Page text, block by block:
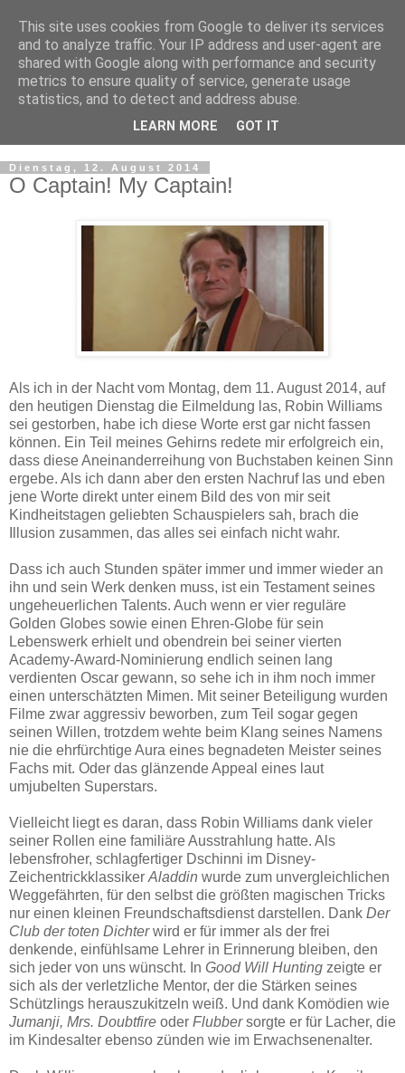
Dienstag, 12. August 2014
O Captain! My Captain!
Als ich in der Nacht vom Montag, dem 11. August 2014, auf
den heutigen Dienstag die Eilmeldung las, Robin Williams
sei gestorben, habe ich diese Worte erst gar nicht fassen
können. Ein Teil meines Gehirns redete mir erfolgreich ein,
dass diese Aneinanderreihung von Buchstaben keinen Sinn
ergebe. Als ich dann aber den ersten Nachruf las und eben
jene Worte direkt unter einem Bild des von mir seit
Kindheitstagen geliebten Schauspielers sah, brach die
Illusion zusammen, das alles sei einfach nicht wahr.
Dass ich auch Stunden später immer und immer wieder an
ihn und sein Werk denken muss, ist ein Testament seines
ungeheuerlichen Talents. Auch wenn er vier reguläre
Golden Globes sowie einen Ehren-Globe für sein
Lebenswerk erhielt und obendrein bei seiner vierten
Academy-Award-Nominierung endlich seinen lang
verdienten Oscar gewann, so sehe ich in ihm noch immer
einen unterschätzten Mimen. Mit seiner Beteiligung wurden
Filme zwar aggressiv beworben, zum Teil sogar gegen
seinen Willen, trotzdem wehte beim Klang seines Namens
nie die ehrfürchtige Aura eines begnadeten Meister seines
Fachs mit. Oder das glänzende Appeal eines laut
umjubelten Superstars.
Vielleicht liegt es daran, dass Robin Williams dank vieler
seiner Rollen eine familiäre Ausstrahlung hatte. Als
lebensfroher, schlagfertiger Dschinni im Disney-
Zeichentrickklassiker Aladdin wurde zum unvergleichlichen
Weggefährten, für den selbst die größten magischen Tricks
nur einen kleinen Freundschaftsdienst darstellen. Dank Der
Club der toten Dichterwird er für immer als der frei
denkende, einfühlsame Lehrer in Erinnerung bleiben, den
sich jeder von uns wünscht. In Good Will Hunting zeigte er
sich als der verletzliche Mentor, der die Stärken seines
Schützlings herauszukitzeln weiß. Und dank Komödien wie
Jumanji, Mrs. Doubtfire oder Flubbersorgte er für Lacher, die
im Kindesalter ebenso zünden wie im Erwachsenenalter.
This site uses cookies from Google to deliver its services
and to analyze traffic. Your IP address and user-agent are
shared with Google along with performance and security
metrics to ensure quality of service, generate usage
statistics, and to detect and address abuse.
LEARN MORE GOT IT